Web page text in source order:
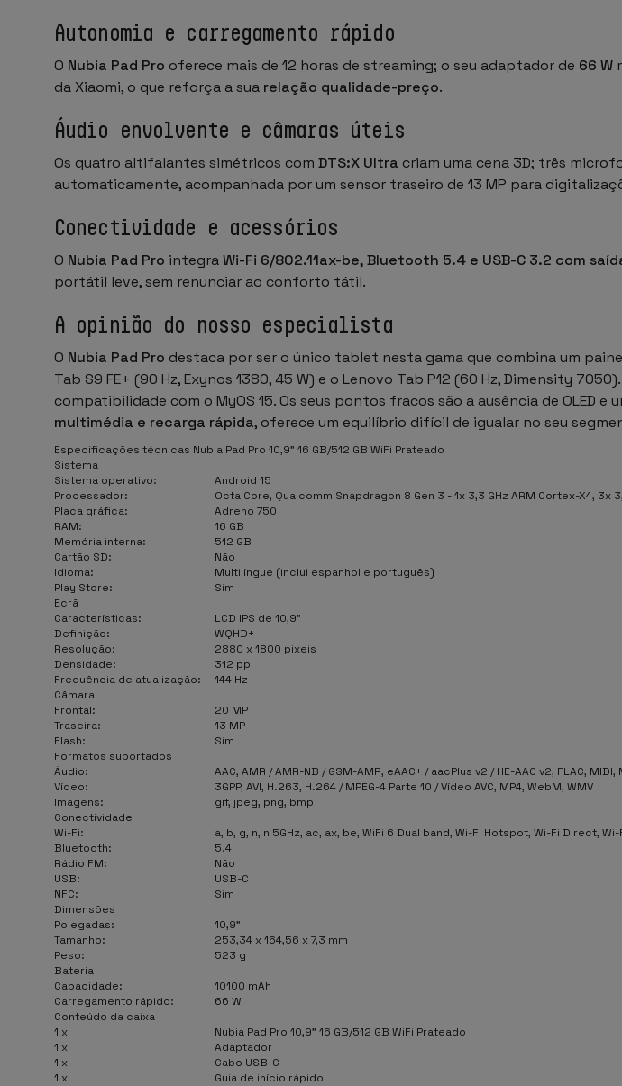
Autonomia e carregamento rápido
O Nubia Pad Pro oferece mais de 12 horas de streaming; o seu adaptador de 66 W
da Xiaomi, o que reforça a sua relação qualidade-preço.
Áudio envolvente e câmaras úteis
Os quatro altifalantes simétricos com DTS:X Ultra criam uma cena 3D; três
automaticamente, acompanhada por um sensor traseiro de 13 MP para
Conectividade e acessórios
O Nubia Pad Pro integraWi-Fi 6/802.11ax-be, Bluetooth 5.4 e USB-C 3.2 com
portátil leve, sem renunciar ao conforto tátil.
A opinião do nosso especialista
O Nubia Pad Pro destaca por ser o único tablet nesta gama que combina um
Tab S9 FE+ (90 Hz, Exynos 1380, 45 W) e o Lenovo Tab P12 (60 Hz, Dimensity
compatibilidade com o MyOS 15. Os seus pontos fracos são a ausência de OLED
multimédia e recarga rápida, oferece um equilíbrio difícil de igualar no seu
Especificações técnicas Nubia Pad Pro 10,9" 16 GB/512 GB WiFi Prateado
Sistema
Sistema operativo:
Android 15
Processador:
Octa Core, Qualcomm Snapdragon 8 Gen 3 - 1x 3,3 GHz ARM Cortex-X4,
Placa gráfica:
Adreno 750
RAM:
16 GB
Memória interna:
512 GB
Cartão SD:
Não
Idioma:
Multilíngue (inclui espanhol e português)
Play Store:
Sim
Ecrã
Características:
LCD IPS de 10,9"
Definição:
WQHD+
Resolução:
2880 x 1800 pixeis
Densidade:
312 ppi
Frequência de atualização:
144 Hz
Câmara
Frontal:
20 MP
Traseira:
13 MP
Flash:
Sim
Formatos suportados
Áudio:
AAC, AMR / AMR-NB / GSM-AMR, eAAC+ / aacPlus v2 / HE-AAC v2, FLAC, MIDI,
Vídeo:
3GPP, AVI, H.263, H.264 / MPEG-4 Parte 10 / Vídeo AVC, MP4, WebM, WMV
Imagens:
gif, jpeg, png, bmp
Conectividade
Wi-Fi:
a, b, g, n, n 5GHz, ac, ax, be, WiFi 6 Dual band, Wi-Fi Hotspot, Wi-Fi Direct,
Bluetooth:
5.4
Rádio FM:
Não
USB:
USB-C
NFC:
Sim
Dimensões
Polegadas:
10,9"
Tamanho:
253,34 x 164,56 x 7,3 mm
Peso:
523 g
Bateria
Capacidade:
10100 mAh
Carregamento rápido:
66 W
Conteúdo da caixa
1 x
Nubia Pad Pro 10,9” 16 GB/512 GB WiFi Prateado
1 x
Adaptador
1 x
Cabo USB-C
1 x
Guia de início rápido